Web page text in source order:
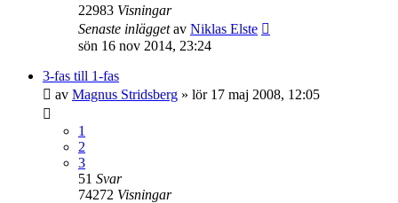
22983 Visningar
Senaste inläggetav Niklas Elste
sön 16 nov 2014, 23:24
3-fas till 1-fas
av Magnus Stridsberg » lör 17 maj 2008, 12:05
1
2
3
51 Svar
74272 Visningar